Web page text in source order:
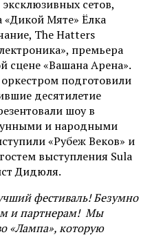
сетов,
Мяте» Ёлка
The Hatters
премьера
сцене «Вашана Арена».
подготовили
десятилетие
шоу в
и народными
«Рубеж Веков» и
выступления Sula
Дидюля.
фестиваль! Безумно
и партнерам! Мы
«Лампа», которую